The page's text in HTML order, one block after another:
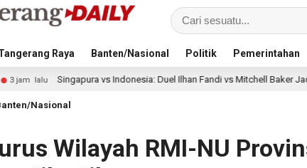
Raya Banten/Nasional Politik Pemerintahan
Duel Ilhan Fandi vs Mitchell Baker Jadi Sorotan di Piala AFF
Nasional
Wilayah RMI-NU